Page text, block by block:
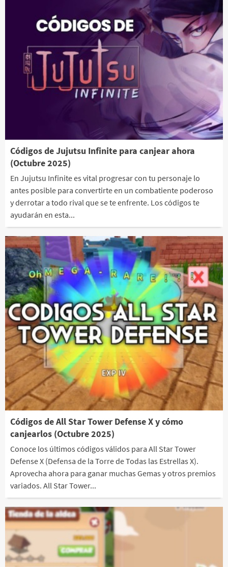
Códigos de Jujutsu Infinite para canjear ahora
(Octubre 2025)
En Jujutsu Infinite es vital progresar con tu personaje lo
antes posible para convertirte en un combatiente poderoso
y derrotar a todo rival que se te enfrente. Los códigos te
ayudarán en esta...
Códigos de All Star Tower Defense X y cómo
canjearlos (Octubre 2025)
Conoce los últimos códigos válidos para All Star Tower
Defense X (Defensa de la Torre de Todas las Estrellas X).
Aprovecha ahora para ganar muchas Gemas y otros premios
variados. All Star Tower...